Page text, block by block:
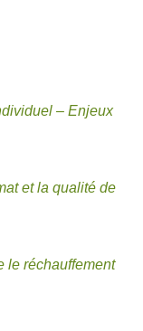
– Enjeux
et la qualité de
le réchauffement